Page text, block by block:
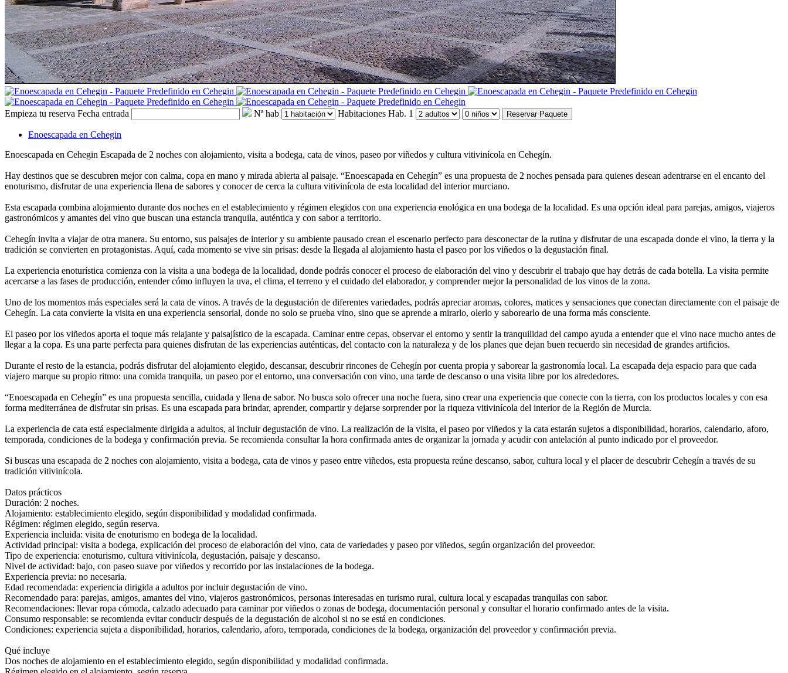
Empieza tu reserva Fecha entrada Nª hab Habitaciones Hab. 1 Reservar Paquete
Enoescapada en Cehegin
Enoescapada en Cehegin Escapada de 2 noches con alojamiento, visita a bodega, cata de vinos, paseo por viñedos y cultura vitivinícola en Cehegín.
Hay destinos que se descubren mejor con calma, copa en mano y mirada abierta al paisaje. “Enoescapada en Cehegín” es una propuesta de 2 noches pensada para quienes desean adentrarse en el encanto del
enoturismo, disfrutar de una experiencia llena de sabores y conocer de cerca la cultura vitivinícola de esta localidad del interior murciano.
Esta escapada combina alojamiento durante dos noches en el establecimiento y régimen elegidos con una experiencia enológica en una bodega de la localidad. Es una opción ideal para parejas, amigos, viajeros
gastronómicos y amantes del vino que buscan una estancia tranquila, auténtica y con sabor a territorio.
Cehegín invita a viajar de otra manera. Su entorno, sus paisajes de interior y su ambiente pausado crean el escenario perfecto para desconectar de la rutina y disfrutar de una escapada donde el vino, la tierra y la
tradición se convierten en protagonistas. Aquí, cada momento se vive sin prisas: desde la llegada al alojamiento hasta el paseo por los viñedos o la degustación final.
La experiencia enoturística comienza con la visita a una bodega de la localidad, donde podrás conocer el proceso de elaboración del vino y descubrir el trabajo que hay detrás de cada botella. La visita permite
acercarse a las fases de producción, entender cómo influyen la uva, el clima, el terreno y el cuidado del elaborador, y comprender mejor la personalidad de los vinos de la zona.
Uno de los momentos más especiales será la cata de vinos. A través de la degustación de diferentes variedades, podrás apreciar aromas, colores, matices y sensaciones que conectan directamente con el paisaje de
Cehegín. La cata convierte la visita en una experiencia sensorial, donde no solo se prueba vino, sino que se aprende a mirarlo, olerlo y saborearlo de una forma más consciente.
El paseo por los viñedos aporta el toque más relajante y paisajístico de la escapada. Caminar entre cepas, observar el entorno y sentir la tranquilidad del campo ayuda a entender que el vino nace mucho antes de
llegar a la copa. Es una parte perfecta para quienes disfrutan de las experiencias auténticas, del contacto con la naturaleza y de los planes que dejan buen recuerdo sin necesidad de grandes artificios.
Durante el resto de la estancia, podrás disfrutar del alojamiento elegido, descansar, descubrir rincones de Cehegín por cuenta propia y saborear la gastronomía local. La escapada deja espacio para que cada
viajero marque su propio ritmo: una comida tranquila, un paseo por el entorno, una conversación con vino, una tarde de descanso o una visita libre por los alrededores.
“Enoescapada en Cehegín” es una propuesta sencilla, cuidada y llena de sabor. No busca solo ofrecer una noche fuera, sino crear una experiencia que conecte con la tierra, con los productos locales y con esa
forma mediterránea de disfrutar sin prisas. Es una escapada para brindar, aprender, compartir y dejarse sorprender por la riqueza vitivinícola del interior de la Región de Murcia.
La experiencia de cata está especialmente dirigida a adultos, al incluir degustación de vino. La realización de la visita, el paseo por viñedos y la cata estarán sujetos a disponibilidad, horarios, calendario, aforo,
temporada, condiciones de la bodega y confirmación previa. Se recomienda consultar la hora confirmada antes de organizar la jornada y acudir con antelación al punto indicado por el proveedor.
Si buscas una escapada de 2 noches con alojamiento, visita a bodega, cata de vinos y paseo entre viñedos, esta propuesta reúne descanso, sabor, cultura local y el placer de descubrir Cehegín a través de su
tradición vitivinícola.
Datos prácticos
Duración: 2 noches.
Alojamiento: establecimiento elegido, según disponibilidad y modalidad confirmada.
Régimen: régimen elegido, según reserva.
Experiencia incluida: visita de enoturismo en bodega de la localidad.
Actividad principal: visita a bodega, explicación del proceso de elaboración del vino, cata de variedades y paseo por viñedos, según organización del proveedor.
Tipo de experiencia: enoturismo, cultura vitivinícola, degustación, paisaje y descanso.
Nivel de actividad: bajo, con paseo suave por viñedos y recorrido por las instalaciones de la bodega.
Experiencia previa: no necesaria.
Edad recomendada: experiencia dirigida a adultos por incluir degustación de vino.
Recomendado para: parejas, amigos, amantes del vino, viajeros gastronómicos, personas interesadas en turismo rural, cultura local y escapadas tranquilas con sabor.
Recomendaciones: llevar ropa cómoda, calzado adecuado para caminar por viñedos o zonas de bodega, documentación personal y consultar el horario confirmado antes de la visita.
Consumo responsable: se recomienda evitar conducir después de la degustación de alcohol si no se está en condiciones.
Condiciones: experiencia sujeta a disponibilidad, horarios, calendario, aforo, temporada, condiciones de la bodega, organización del proveedor y confirmación previa.
Qué incluye
Dos noches de alojamiento en el establecimiento elegido, según disponibilidad y modalidad confirmada.